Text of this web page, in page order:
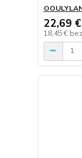
22,69 €
18,45 €